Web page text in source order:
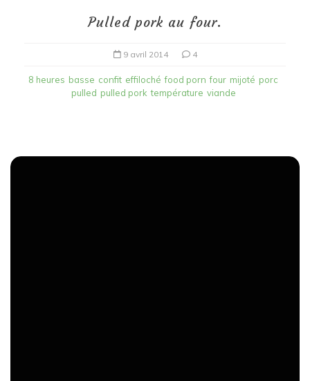
Pulled pork au four.
9 avril 2014 4
8 heures basse confit effiloché food porn four mijoté porc
pulled pulled pork température viande